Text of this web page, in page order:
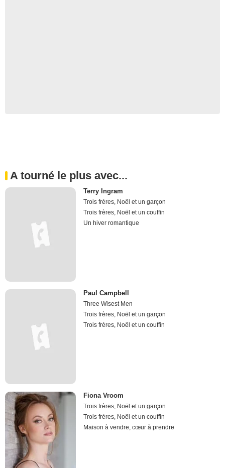
A tourné le plus avec...
Terry Ingram
Trois frères, Noël et un garçon
Trois frères, Noël et un couffin
Un hiver romantique
Paul Campbell
Three Wisest Men
Trois frères, Noël et un garçon
Trois frères, Noël et un couffin
Fiona Vroom
Trois frères, Noël et un garçon
Trois frères, Noël et un couffin
Maison à vendre, cœur à prendre